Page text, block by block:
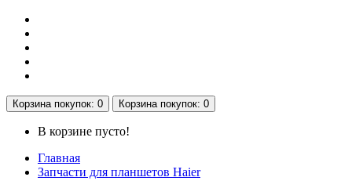
Корзинапокупок: 0 Корзинапокупок: 0
В корзине пусто!
Главная
Запчасти для планшетов Haier